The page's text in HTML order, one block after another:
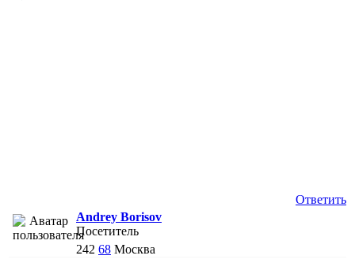
Ответить
Andrey Borisov
Посетитель
242 68 Москва